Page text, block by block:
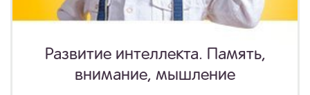
Развитие интеллекта. Память,
внимание, мышление